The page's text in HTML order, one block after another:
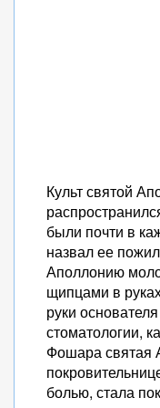
Культ святой
были почти в
назвал ее
Аполлонию
щипцами в
руки
стоматологии,
Фошара святая
болью, стала